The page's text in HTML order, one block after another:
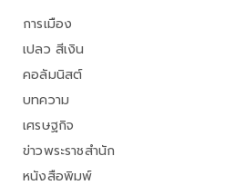
การเมือง
เปลว สีเงิน
คอลัมนิสต์
บทความ
เศรษฐกิจ
ข่าวพระราชสำนัก
หนังสือพิมพ์